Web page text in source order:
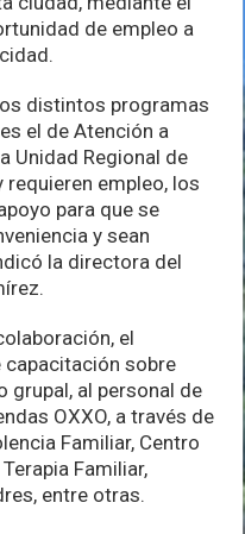
de empleo a
distintos programas
el de Atención a
Unidad Regional de
requieren empleo, los
para que se
y sean
la directora del
el
sobre
grupal, al personal de
OXXO, a través de
Familiar, Centro
Familiar,
entre otras.